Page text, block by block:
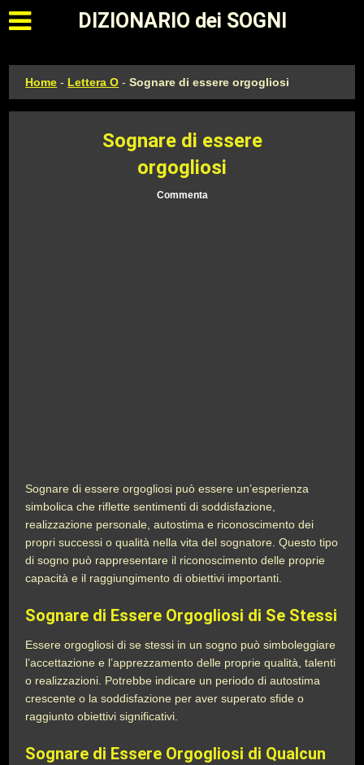
Apri il menu principale
DIZIONARIO dei SOGNI
Home - Lettera O -Sognare di essere orgogliosi
Sognare di essere
orgogliosi
Commenta
Sognare di essere orgogliosi può essere un’esperienza
simbolica che riflette sentimenti di soddisfazione,
realizzazione personale, autostima e riconoscimento dei
propri successi o qualità nella vita del sognatore. Questo tipo
di sogno può rappresentare il riconoscimento delle proprie
capacità e il raggiungimento di obiettivi importanti.
Sognare di Essere Orgogliosi di Se Stessi
Essere orgogliosi di se stessi in un sogno può simboleggiare
l’accettazione e l’apprezzamento delle proprie qualità, talenti
o realizzazioni. Potrebbe indicare un periodo di autostima
crescente o la soddisfazione per aver superato sfide o
raggiunto obiettivi significativi.
Sognare di Essere Orgogliosi di Qualcun